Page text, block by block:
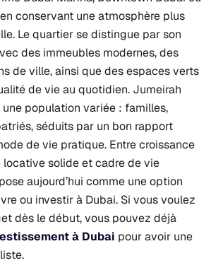
conservant une atmosphère plus
Le quartier se distingue par son
des immeubles modernes, des
de ville, ainsi que des espaces verts
de vie au quotidien. Jumeirah
population variée : familles,
séduits par un bon rapport
de vie pratique. Entre croissance
locative solide et cadre de vie
aujourd’hui comme une option
ou investir à Dubai. Si vous voulez
dès le début, vous pouvez déjà
à Dubai pour avoir une